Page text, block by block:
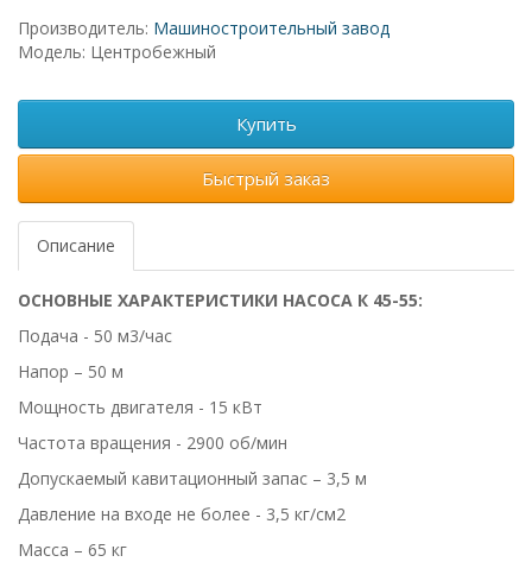
Производитель: Машиностроительный завод
Модель: Центробежный
Купить
Быстрый заказ
Описание
ОСНОВНЫЕ ХАРАКТЕРИСТИКИ НАСОСА К 45-55:
Подача - 50 м3/час
Напор – 50 м
Мощность двигателя - 15 кВт
Частота вращения - 2900 об/мин
Допускаемый кавитационный запас – 3,5 м
Давление на входе не более - 3,5 кг/см2
Масса – 65 кг